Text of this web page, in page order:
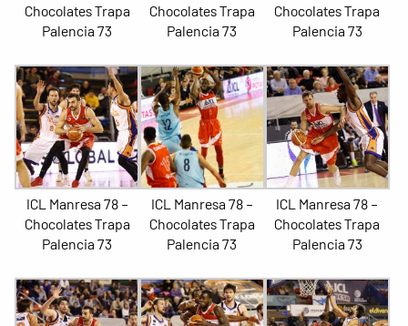
Chocolates Trapa
Palencia 73
Chocolates Trapa
Palencia 73
Chocolates Trapa
Palencia 73
ICL Manresa 78 –
Chocolates Trapa
Palencia 73
ICL Manresa 78 –
Chocolates Trapa
Palencia 73
ICL Manresa 78 –
Chocolates Trapa
Palencia 73